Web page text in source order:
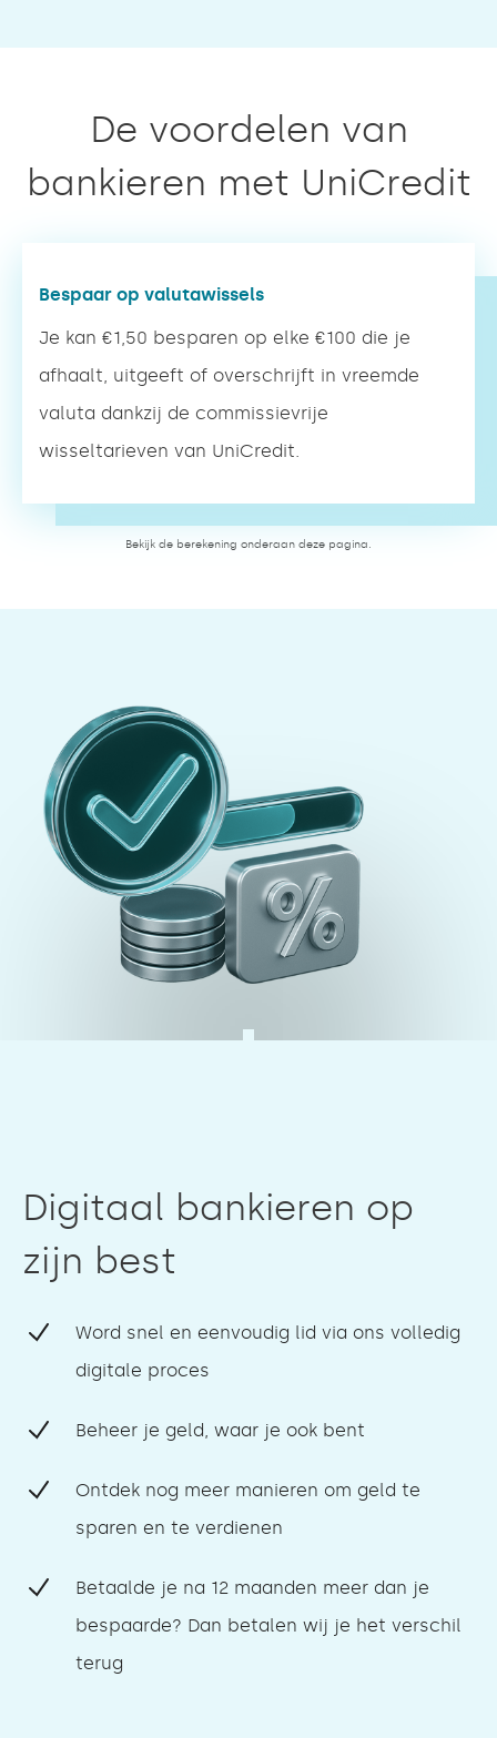
De voordelen van
bankieren met UniCredit
Bespaar op valutawissels
Je kan €1,50 besparen op elke €100 die je
afhaalt, uitgeeft of overschrijft in vreemde
valuta dankzij de commissievrije
wisseltarieven van UniCredit.
Bekijk de berekening onderaan deze pagina.
Digitaal bankieren op
zijn best
Word snel en eenvoudig lid via ons volledig
digitale proces
Beheer je geld, waar je ook bent
Ontdek nog meer manieren om geld te
sparen en te verdienen
Betaalde je na 12 maanden meer dan je
bespaarde? Dan betalen wij je het verschil
terug